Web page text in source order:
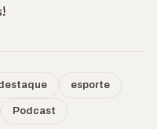
esporte
Podcast